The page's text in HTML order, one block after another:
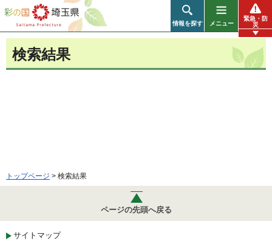
彩の国 埼玉県
情報を探す メニュー
緊急・防
災
検索結果
トップページ > 検索結果
ページの先頭へ戻る
サイトマップ